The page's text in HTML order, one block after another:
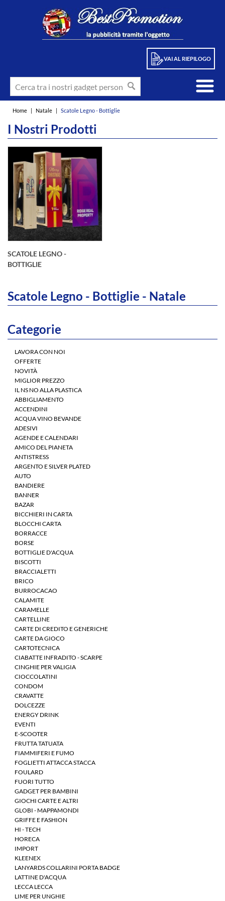
VAI AL RIEPILOGO
Home | Natale | Scatole Legno - Bottiglie
I Nostri Prodotti
SCATOLE LEGNO -
BOTTIGLIE
Scatole Legno - Bottiglie - Natale
Categorie
LAVORA CON NOI
OFFERTE
NOVITÀ
MIGLIOR PREZZO
IL NS NO ALLA PLASTICA
ABBIGLIAMENTO
ACCENDINI
ACQUA VINO BEVANDE
ADESIVI
AGENDE E CALENDARI
AMICO DEL PIANETA
ANTISTRESS
ARGENTO E SILVER PLATED
AUTO
BANDIERE
BANNER
BAZAR
BICCHIERI IN CARTA
BLOCCHI CARTA
BORRACCE
BORSE
BOTTIGLIE D'ACQUA
BISCOTTI
BRACCIALETTI
BRICO
BURROCACAO
CALAMITE
CARAMELLE
CARTELLINE
CARTE DI CREDITO E GENERICHE
CARTE DA GIOCO
CARTOTECNICA
CIABATTE INFRADITO - SCARPE
CINGHIE PER VALIGIA
CIOCCOLATINI
CONDOM
CRAVATTE
DOLCEZZE
ENERGY DRINK
EVENTI
E-SCOOTER
FRUTTA TATUATA
FIAMMIFERI E FUMO
FOGLIETTI ATTACCA STACCA
FOULARD
FUORI TUTTO
GADGET PER BAMBINI
GIOCHI CARTE E ALTRI
GLOBI - MAPPAMONDI
GRIFFE E FASHION
HI - TECH
HORECA
IMPORT
KLEENEX
LANYARDS COLLARINI PORTA BADGE
LATTINE D'ACQUA
LECCA LECCA
LIME PER UNGHIE